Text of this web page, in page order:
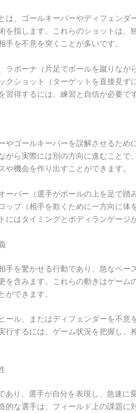
は、ゴールキーパーやディフェンダ
を指します。これらのショットは、
を不意を突くことが多いです。
ラボーナ（片足でボールを蹴りなが
クショット（ターゲットを直接見ず
習得するには、練習と自信が必要で
やゴールキーパーを誤解させるため
がら実際には別の方向に進むことで
機会を作り出すことができます。
ーバー（選手がボールの上を足で踏
ップ（相手を欺くために一方向に体
にはタイミングとボディランゲージ
手を驚かせる行動であり、急なペー
を含みます。これらの動きはゲーム
ができます。
ール、またはディフェンダーを不意
行するには、ゲーム状況を把握し、
り、選手が自分を表現し、急速に
的な選手は、フィールド上の課題に